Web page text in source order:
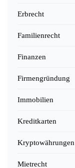
Erbrecht
Familienrecht
Finanzen
Firmengründung
Immobilien
Kreditkarten
Kryptowährungen
Mietrecht